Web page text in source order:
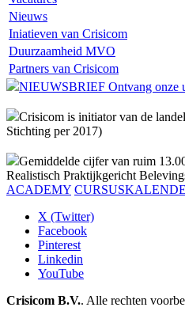
Nieuws
Iniatieven van Crisicom
Duurzaamheid MVO
Partners van Crisicom
NIEUWSBRIEF Ontvang onze
Crisicom is initiator van de
Stichting per 2017)
Gemiddelde cijfer van ruim
Realistisch Praktijkgericht
ACADEMY
X (Twitter)
Facebook
Pinterest
Linkedin
YouTube
Crisicom B.V.. Alle rechten